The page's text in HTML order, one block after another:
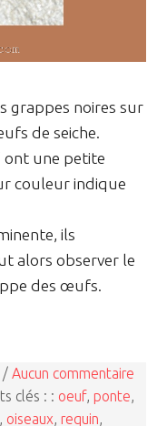
grappes noires sur
de seiche.
ont une petite
couleur indique
ils
alors observer le
des œufs.
/ Aucun commentaire
clés : : oeuf, ponte,
, oiseaux, requin,